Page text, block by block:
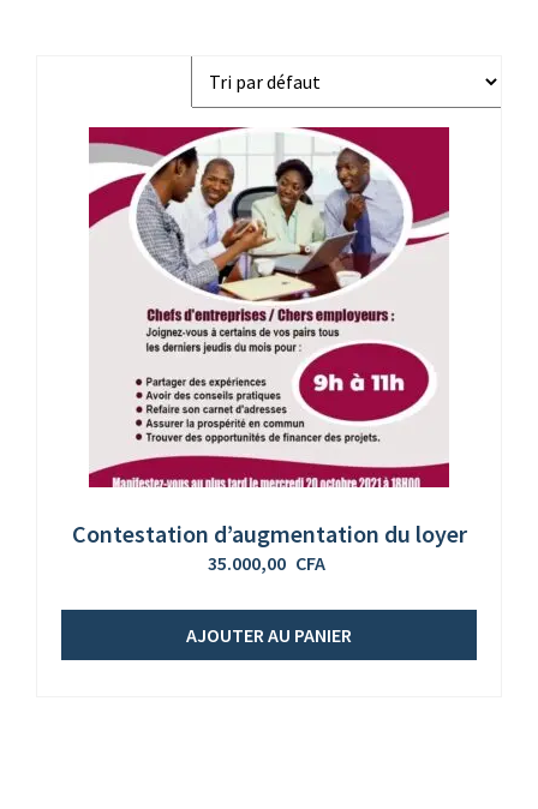
Contestation d’augmentation du loyer
35.000,00 CFA
AJOUTER AU PANIER